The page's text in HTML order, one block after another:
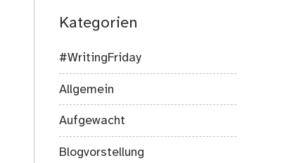
Kategorien
#WritingFriday
Allgemein
Aufgewacht
Blogvorstellung